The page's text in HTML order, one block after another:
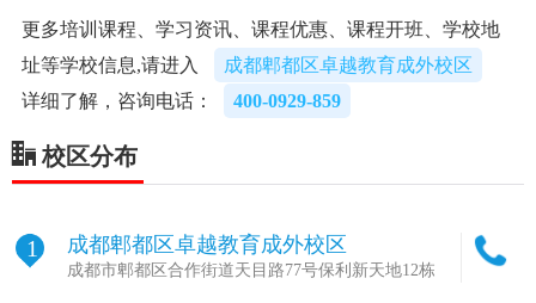
更多培训课程、学习资讯、课程优惠、课程开班、学校地
址等学校信息,请进入
成都郫都区卓越教育成外校区
详细了解，咨询电话：
400-0929-859
校区分布
1 成都郫都区卓越教育成外校区
成都市郫都区合作街道天目路77号保利新天地12栋